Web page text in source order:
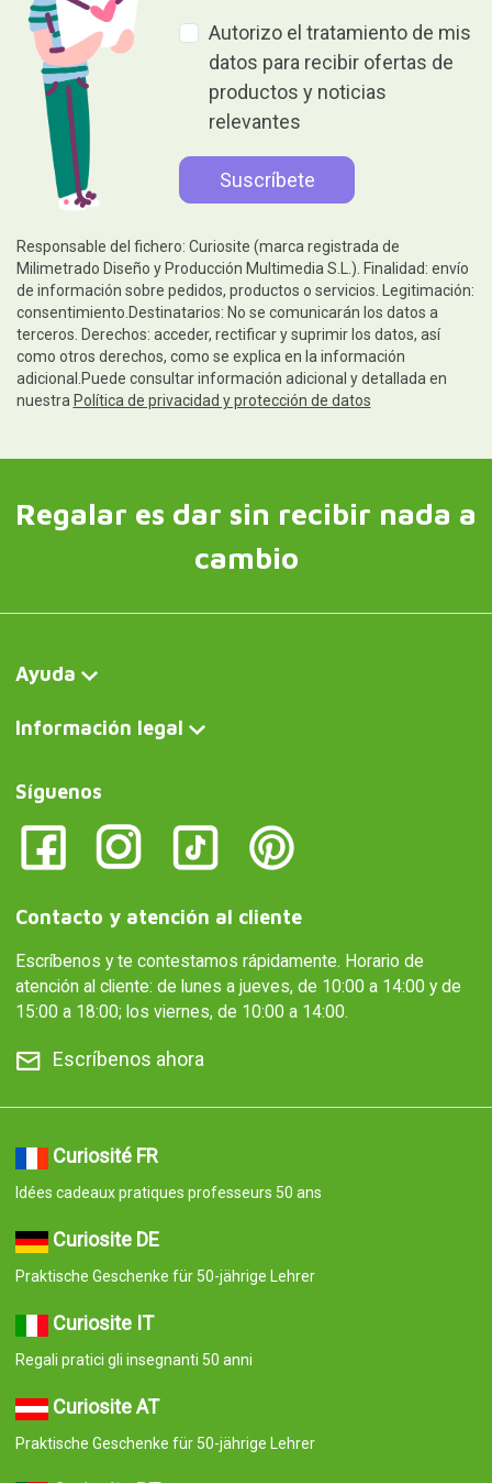
Autorizo el tratamiento de mis
datos para recibir ofertas de
productos y noticias
relevantes
Responsable del fichero: Curiosite (marca registrada de
Milimetrado Diseño y Producción Multimedia S.L.). Finalidad: envío
de información sobre pedidos, productos o servicios. Legitimación:
consentimiento.Destinatarios: No se comunicarán los datos a
terceros. Derechos: acceder, rectificar y suprimir los datos, así
como otros derechos, como se explica en la información
adicional.Puede consultar información adicional y detallada en
nuestra Política de privacidad y protección de datos
Regalar es dar sin recibir nada a
cambio
Ayuda
Información legal
Síguenos
Contacto y atención al cliente
Escríbenos y te contestamos rápidamente. Horario de
atención al cliente: de lunes a jueves, de 10:00 a 14:00 y de
15:00 a 18:00; los viernes, de 10:00 a 14:00.
Escríbenos ahora
Curiosité FR
Idées cadeaux pratiques professeurs 50 ans
Curiosite DE
Praktische Geschenke für 50-jährige Lehrer
Curiosite IT
Regali pratici gli insegnanti 50 anni
Curiosite AT
Praktische Geschenke für 50-jährige Lehrer